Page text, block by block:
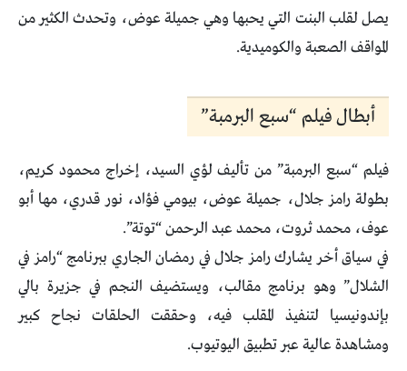
يصل لقلب البنت التي يحبها وهي جميلة عوض، وتحدث الكثير من
المواقف الصعبة والكوميدية.
أبطال فيلم “سبع البرمبة”
فيلم “سبع البرمبة” من تأليف لؤي السيد، إخراج محمود كريم،
بطولة رامز جلال، جميلة عوض، بيومي فؤاد، نور قدري، مها أبو
عوف، محمد ثروت، محمد عبد الرحمن “توتة”.
في سياق أخر يشارك رامز جلال في رمضان الجاري ببرنامج “رامز في
الشلال” وهو برنامج مقالب، ويستضيف النجم في جزيرة بالي
بإندونيسيا لتنفيذ المقلب فيه، وحققت الحلقات نجاح كبير
ومشاهدة عالية عبر تطبيق اليوتيوب.